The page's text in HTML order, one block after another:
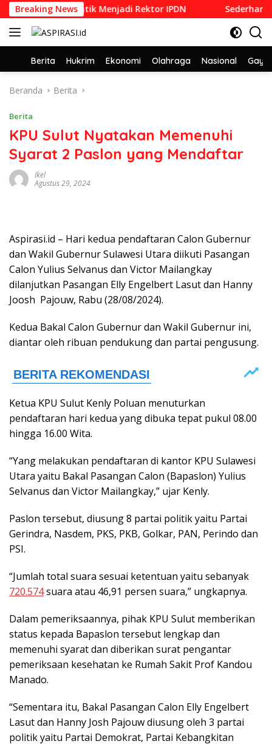
Langsung
ke
konten
Breaking News
yang Dilantik Menjadi Rektor IPDN Sederhana
Home
Berita Hukrim Ekonomi Olahraga Nasional Gaya
Beranda Berita
Berita
KPU Sulut Nyatakan Memenuhi
Syarat 2 Paslon yang Mendaftar
Ikel
Agustus 29, 2024
Aspirasi.id – Hari kedua pendaftaran Calon Gubernur
dan Wakil Gubernur Sulawesi Utara diikuti Pasangan
Calon Yulius Selvanus dan Victor Mailangkay
dilanjutkan Pasangan Elly Engelbert Lasut dan Hanny
Joosh Pajouw, Rabu (28/08/2024).
Kedua Bakal Calon Gubernur dan Wakil Gubernur ini,
diantar oleh ribuan pendukung dan partai pengusung.
Ketua KPU Sulut Kenly Poluan menuturkan
pendaftaran hari kedua yang dibuka tepat pukul 08.00
hingga 16.00 Wita.
“Yang melakukan pendaftaran di kantor KPU Sulawesi
Utara yaitu Bakal Pasangan Calon (Bapaslon) Yulius
Selvanus dan Victor Mailangkay,” ujar Kenly.
Paslon tersebut, diusung 8 partai politik yaitu Partai
Gerindra, Nasdem, PKS, PKB, Golkar, PAN, Perindo dan
PSI.
“Jumlah total suara sesuai ketentuan yaitu sebanyak
720.574suara atau 46,91 persen suara,” ungkapnya.
Dalam pemeriksaannya, pihak KPU Sulut memberikan
status kepada Bapaslon tersebut lengkap dan
memenuhi syarat dan diberikan surat pengantar
pemeriksaan kesehatan ke Rumah Sakit Prof Kandou
Manado.
“Sementara itu, Bakal Pasangan Calon Elly Engelbert
Lasut dan Hanny Josh Pajouw diusung oleh 3 partai
politik yaitu Partai Demokrat, Partai Kebangkitan